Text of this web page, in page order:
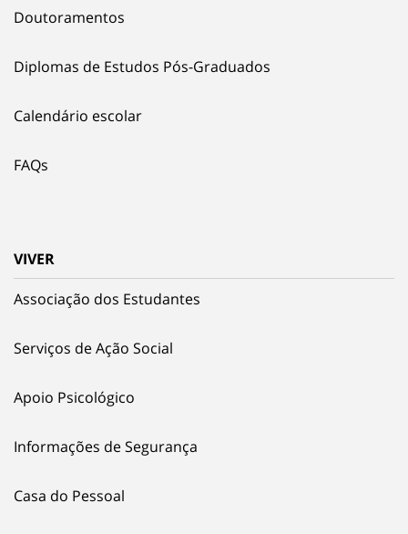
Doutoramentos
Diplomas de Estudos Pós-Graduados
Calendário escolar
FAQs
VIVER
Associação dos Estudantes
Serviços de Ação Social
Apoio Psicológico
Informações de Segurança
Casa do Pessoal